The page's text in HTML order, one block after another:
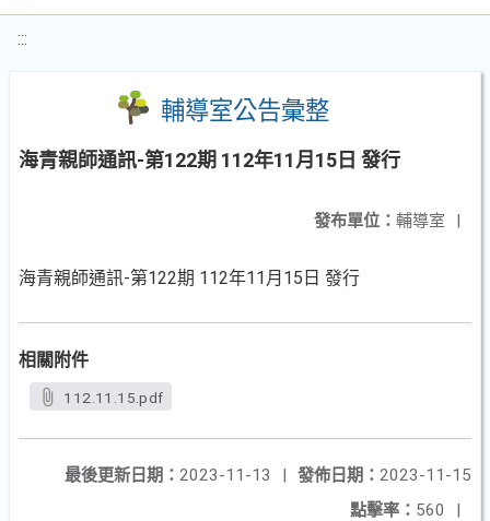
:::
輔導室公告彙整
海青親師通訊-第122期 112年11月15日 發行
發布單位： 輔導室 |
海青親師通訊-第122期 112年11月15日 發行
相關附件
112.11.15.pdf
發佈日期： 2023-11-15
最後更新日期： 2023-11-13
|
點擊率： 560 |